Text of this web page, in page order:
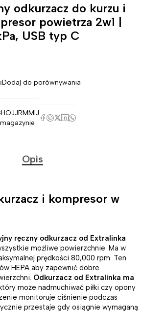
odkurzacz do kurzu i
powietrza 2w1 |
USB typ C
Dodaj do porównywania
Opis
i kompresor w
ręczny odkurzacz od Extralinka
możliwe powierzchnie. Ma w
prędkości 80,000 rpm. Ten
HEPA aby zapewnić dobre
Odkurzacz od Extralinka ma
może nadmuchiwać piłki czy opony
monitoruje ciśnienie podczas
przestaje gdy osiągnie wymaganą